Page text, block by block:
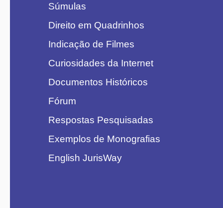
Súmulas
Direito em Quadrinhos
Indicação de Filmes
Curiosidades da Internet
Documentos Históricos
Fórum
Respostas Pesquisadas
Exemplos de Monografias
English JurisWay